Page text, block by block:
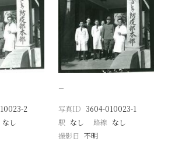
2
なし
−
写真ID 3604-010023-1
駅 なし 路線 なし
撮影日 不明